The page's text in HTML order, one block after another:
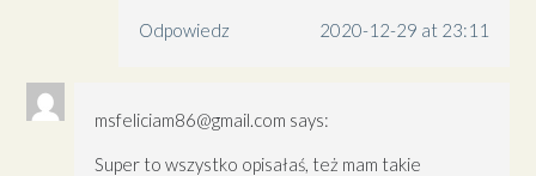
Odpowiedz
2020-12-29 at 23:11
msfeliciam86@gmail.com says:
Super to wszystko opisałaś, też mam takie